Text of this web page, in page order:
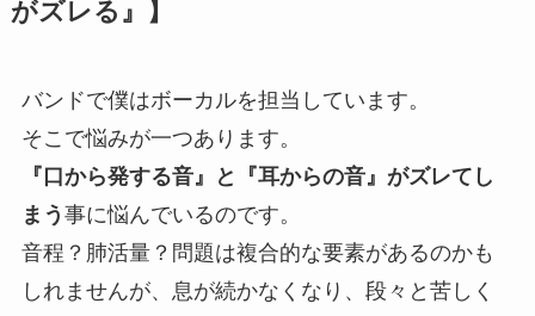
お問合せ
がズレる』】
バンドで僕はボーカルを担当しています。
そこで悩みが一つあります。
『口から発する音』と『耳からの音』がズレてし
まう 事に悩んでいるのです。
音程？肺活量？問題は複合的な要素があるのかも
しれませんが、息が続かなくなり、段々と苦しく